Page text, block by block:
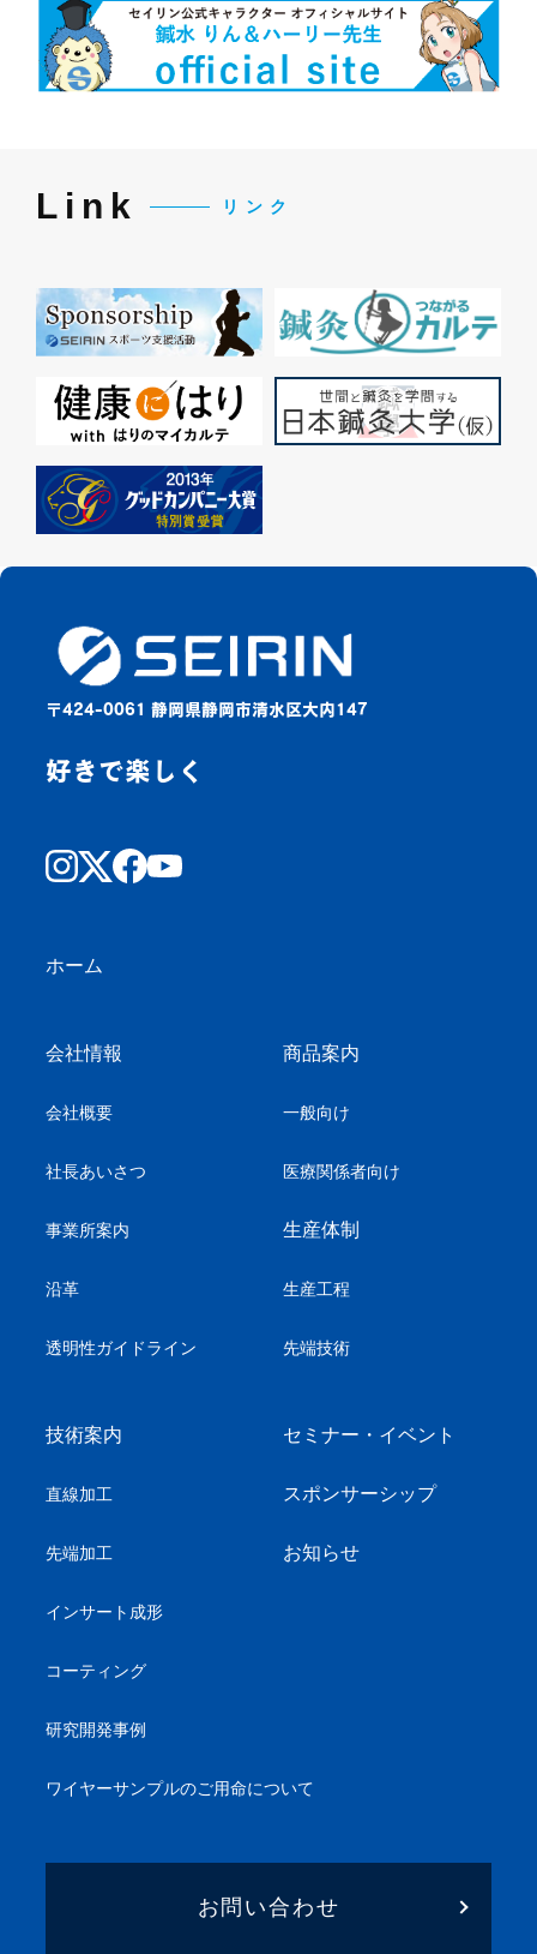
Link リンク
〒424-0061 静岡県静岡市清水区大内147
好きで楽しく
ホーム
会社情報
会社概要
社長あいさつ
事業所案内
沿革
透明性ガイドライン
商品案内
一般向け
医療関係者向け
生産体制
生産工程
先端技術
技術案内
直線加工
先端加工
インサート成形
コーティング
研究開発事例
ワイヤーサンプルのご用命について
セミナー・イベント
スポンサーシップ
お知らせ
お問い合わせ